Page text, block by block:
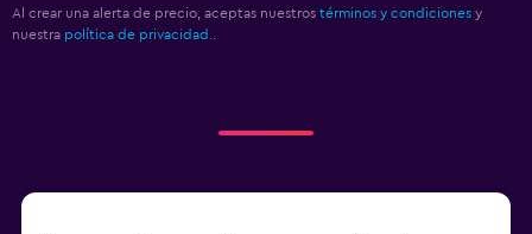
Al crear una alerta de precio, aceptas nuestros términos y condiciones y
nuestra política de privacidad..